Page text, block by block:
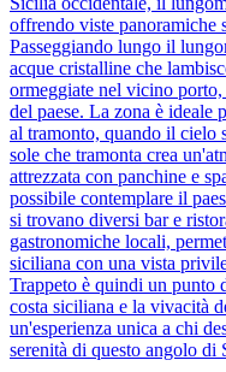
offrendo viste panoramiche
Passeggiando lungo il
acque cristalline che
ormeggiate nel vicino
del paese. La zona è ideale
al tramonto, quando il cielo
sole che tramonta crea
attrezzata con panchine e
possibile contemplare il
si trovano diversi bar e
gastronomiche locali,
siciliana con una vista
Trappeto è quindi un punto
costa siciliana e la vivacità
un'esperienza unica a chi
serenità di questo angolo di